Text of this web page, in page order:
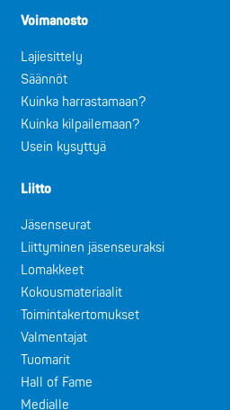
Voimanosto
Lajiesittely
Säännöt
Kuinka harrastamaan?
Kuinka kilpailemaan?
Usein kysyttyä
Liitto
Jäsenseurat
Liittyminen jäsenseuraksi
Lomakkeet
Kokousmateriaalit
Toimintakertomukset
Valmentajat
Tuomarit
Hall of Fame
Medialle